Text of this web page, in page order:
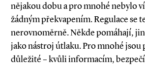
nějakou dobu a pro mnohé nebylo
žádným překvapením. Regulace se
nerovnoměrně. Někde pomáhají,
jako nástroj útlaku. Pro mnohé
důležité – kvůli informacím,